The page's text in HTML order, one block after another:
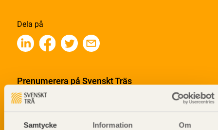
Samtycke Information Om
Dela på
Prenumerera på Svenskt Träs
informationsutskick!